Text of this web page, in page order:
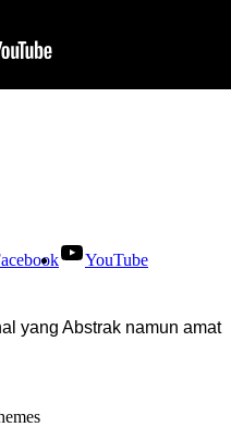
YouTube
yang Abstrak namun amat